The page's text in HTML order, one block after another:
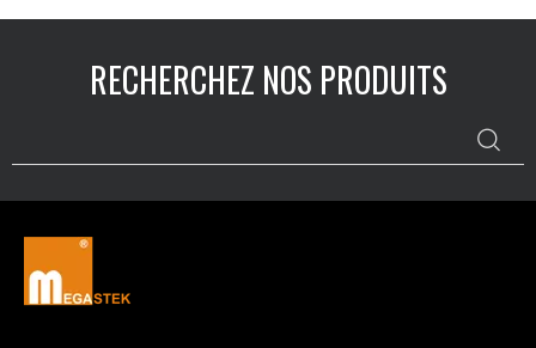
alarme SOS, cette montre est
suivi de la sécurité de plein air
et à la surveillance des
RECHERCHEZ NOS PRODUITS